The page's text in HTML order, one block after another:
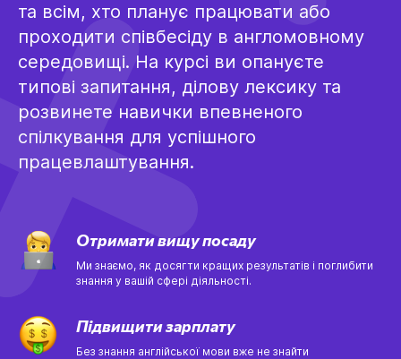
та всім, хто планує працювати або
проходити співбесіду в англомовному
середовищі. На курсі ви опануєте
типові запитання, ділову лексику та
розвинете навички впевненого
спілкування для успішного
працевлаштування.
Отримати вищу посаду
Ми знаємо, як досягти кращих результатів і поглибити
знання у вашій сфері діяльності.
Підвищити зарплату
Без знання англійської мови вже не знайти